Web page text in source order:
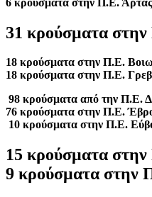
31 κρούσματα
18 κρούσματα στην Π.Ε.
18 κρούσματα στην Π.Ε.
98 κρούσματα από την Π.Ε.
76 κρούσματα στην Π.Ε.
10 κρούσματα στην Π.Ε.
15 κρούσματα
9 κρούσματα στην